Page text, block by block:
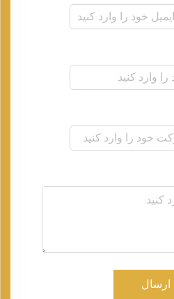
ارسال